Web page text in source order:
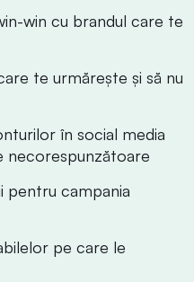
win cu brandul care te
te urmărește și să nu
în social media
necorespunzătoare
pentru campania
pe care le